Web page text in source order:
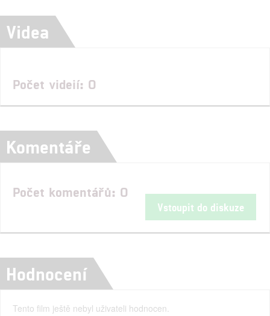
Videa
Počet videií: 0
Komentáře
Počet komentářů: 0
Vstoupit do diskuze
Hodnocení
Tento film ještě nebyl uživateli hodnocen.